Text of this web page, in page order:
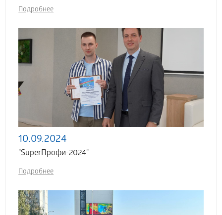
Подробнее
10.09.2024
"SuperПрофи-2024"
Подробнее